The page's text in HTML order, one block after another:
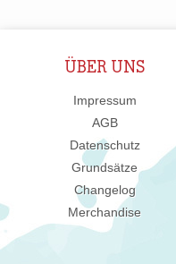
ÜBER UNS
Impressum
AGB
Datenschutz
Grundsätze
Changelog
Merchandise